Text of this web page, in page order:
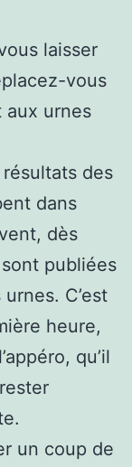
laisser
vous
aux urnes
des
dans
dès
publiées
C’est
heure,
qu’il
un coup de